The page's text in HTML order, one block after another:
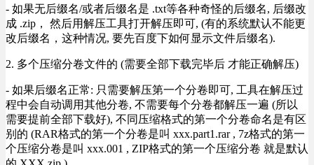
- 如果无后缀名/或者后缀名是 .txt等各种奇怪的后缀名, 后缀改
成 .zip， 然后用解压工具打开解压即可, (有的系统默认不能更
改后缀名，这种情况, 要先百度下如何显示文件后缀名).
2. 多个压缩分卷文件的 (需要全部下载完毕后 才能正确解压)
- 如果后缀名正常: 只需要解压第一个分卷即可, 工具在解压过
程中会自动调用其他分卷, 不需要每个分卷都解压一遍 (所以
需要提前全部下载好), 不同压缩格式的第一个分卷命名是有区
别的 (RAR格式的第一个分卷是叫 xxx.part1.rar , 7z格式的第一
个压缩分卷是叫 xxx.001 , ZIP格式的第一个压缩分卷 就是默认